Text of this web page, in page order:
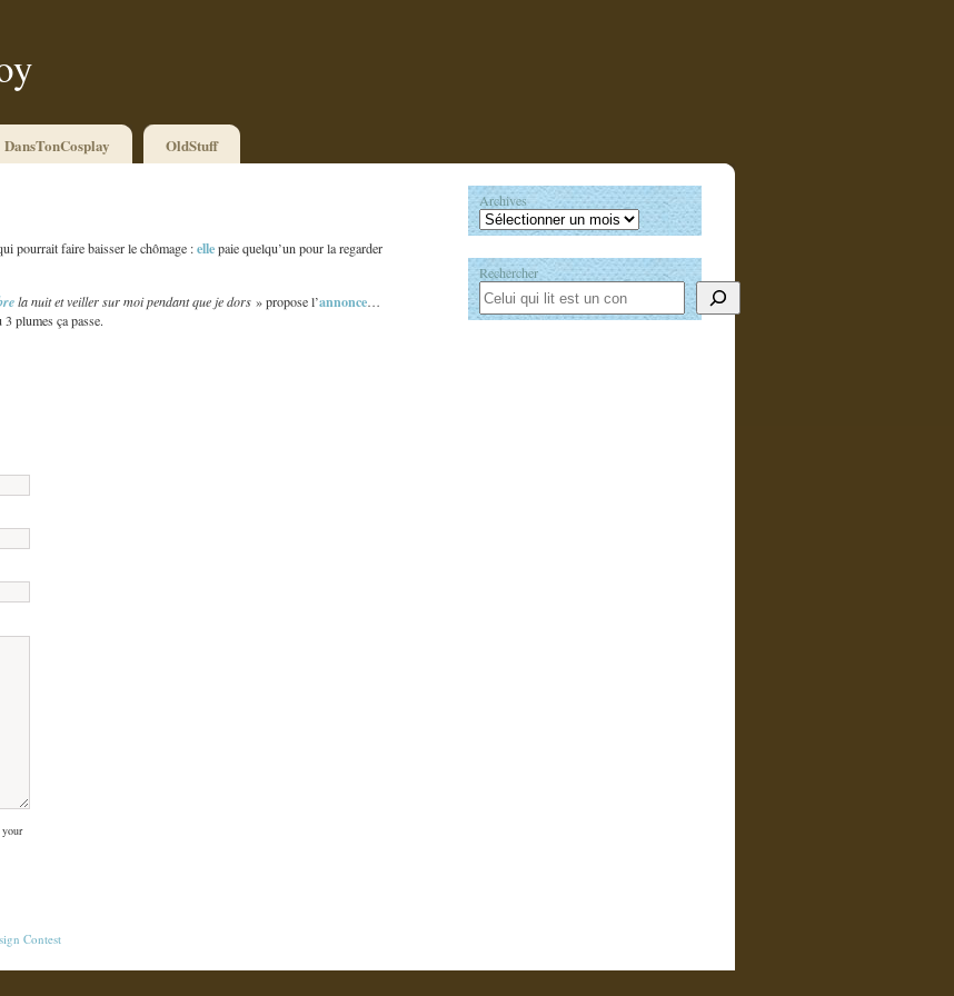
DansTonCosplay OldStuff
pourrait faire baisser le chômage :ellepaie quelqu’un pour la regarder
la nuit et veiller sur moi pendant que je dors » propose l’annonce…
plumes ça passe.
Archives
Rechercher
Contest